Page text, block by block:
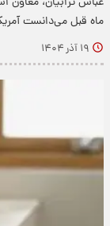
ماه قبل می‌دانست
۱۹ آذر ۱۴۰۴